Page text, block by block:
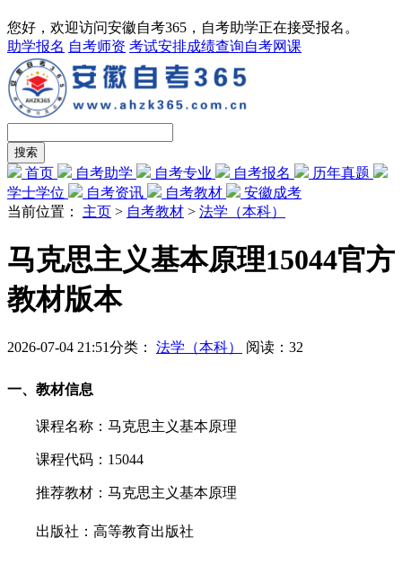
您好，欢迎访问安徽自考365，自考助学正在接受报名。
助学报名 自考师资 考试安排成绩查询自考网课
首页 自考助学 自考专业 自考报名
历年真题
学士学位
自考资讯 自考教材
安徽成考
当前位置： 主页 > 自考教材 > 法学（本科）
马克思主义基本原理15044官方
教材版本
2026-07-04 21:51分类： 法学（本科） 阅读： 32
一、教材信息
课程名称：马克思主义基本原理
课程代码：15044
推荐教材：马克思主义基本原理
出版社：高等教育出版社